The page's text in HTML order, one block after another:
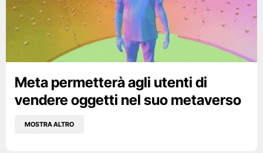
Meta permetterà agli utenti di
vendere oggetti nel suo metaverso
MOSTRA ALTRO